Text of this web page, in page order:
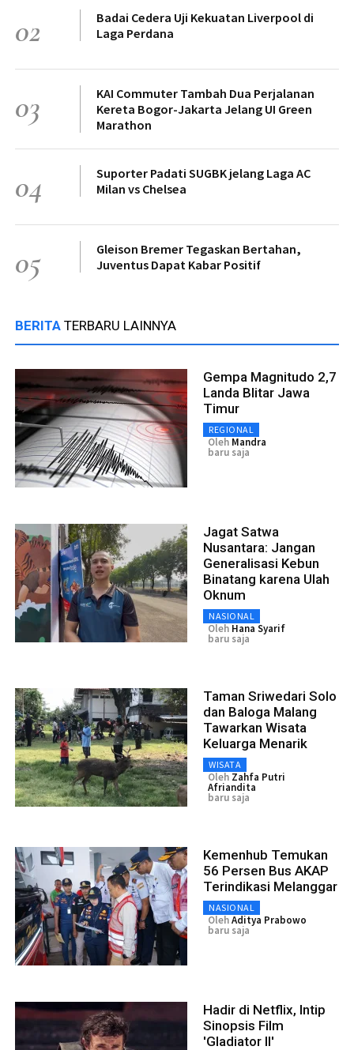
02
Badai Cedera Uji Kekuatan Liverpool di
Laga Perdana
03
KAI Commuter Tambah Dua Perjalanan
Kereta Bogor-Jakarta Jelang UI Green
Marathon
04
Suporter Padati SUGBK jelang Laga AC
Milan vs Chelsea
05
Gleison Bremer Tegaskan Bertahan,
Juventus Dapat Kabar Positif
BERITA TERBARU LAINNYA
Gempa Magnitudo 2,7
Landa Blitar Jawa
Timur
REGIONAL
Oleh Mandra
baru saja
Jagat Satwa
Nusantara: Jangan
Generalisasi Kebun
Binatang karena Ulah
Oknum
NASIONAL
Oleh Hana Syarif
baru saja
Taman Sriwedari Solo
dan Baloga Malang
Tawarkan Wisata
Keluarga Menarik
WISATA
Oleh Zahfa Putri
Afriandita
baru saja
Kemenhub Temukan
56 Persen Bus AKAP
Terindikasi Melanggar
NASIONAL
OlehAditya Prabowo
baru saja
Hadir di Netflix, Intip
Sinopsis Film
'Gladiator II'